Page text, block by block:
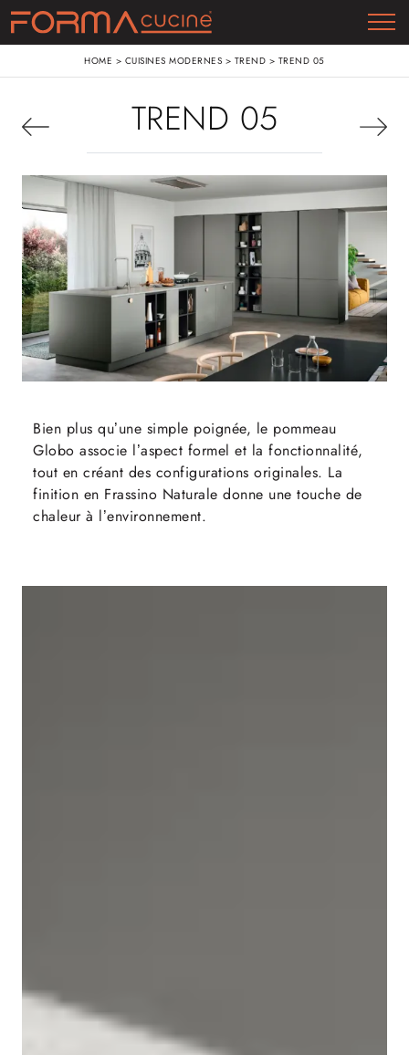
HOME > CUISINES MODERNES > TREND > TREND 05
TREND 05
Bien plus qu’une simple poignée, le pommeau
Globo associe l’aspect formel et la fonctionnalité,
tout en créant des configurations originales. La
finition en Frassino Naturale donne une touche de
chaleur à l’environnement.